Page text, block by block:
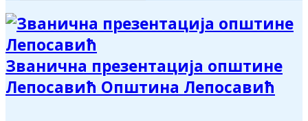
Званична презентација општине
Лепосавић Општина Лепосавић